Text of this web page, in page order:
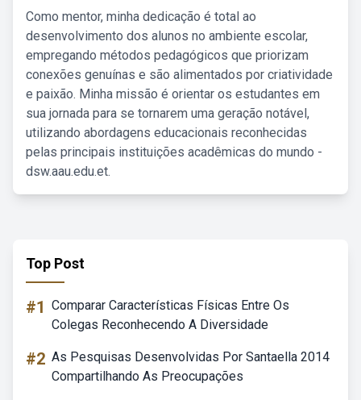
Como mentor, minha dedicação é total ao
desenvolvimento dos alunos no ambiente escolar,
empregando métodos pedagógicos que priorizam
conexões genuínas e são alimentados por criatividade
e paixão. Minha missão é orientar os estudantes em
sua jornada para se tornarem uma geração notável,
utilizando abordagens educacionais reconhecidas
pelas principais instituições acadêmicas do mundo -
dsw.aau.edu.et.
Top Post
#1 Comparar Características Físicas Entre Os
Colegas Reconhecendo A Diversidade
#2 As Pesquisas Desenvolvidas Por Santaella 2014
Compartilhando As Preocupações